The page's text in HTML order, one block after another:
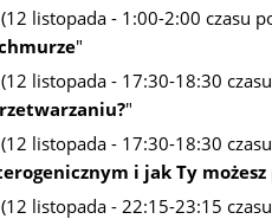
listopada - 1:00-2:00 czasu
"
listopada - 17:30-18:30
"
listopada - 17:30-18:30
i jak Ty możesz
listopada - 22:15-23:15